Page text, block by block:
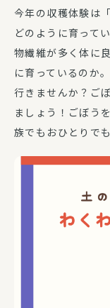
今年の収穫体験は
どのように育って
物繊維が多く体に
に育っているのか
行きませんか？ご
ましょう！ごぼう
族でもおひとりで